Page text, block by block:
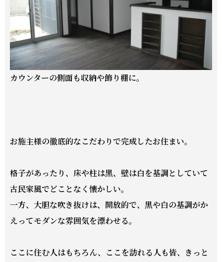
カウンターの側面も収納や飾り棚に。
お施主様の徹底的なこだわりで完成したお住まい。
格子があったり、床や柱は黒、壁は白を基調としていて
古民家風でどことなく懐かしい。
一方、大胆な吹き抜けは、開放的で、黒や白の基調がか
えってモダンな雰囲気を漂わせる。
ここに住む人はもちろん、ここを訪れる人も皆、きっと